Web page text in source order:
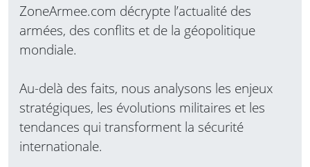
ZoneArmee.com décrypte l’actualité des
armées, des conflits et de la géopolitique
mondiale.
Au-delà des faits, nous analysons les enjeux
stratégiques, les évolutions militaires et les
tendances qui transforment la sécurité
internationale.